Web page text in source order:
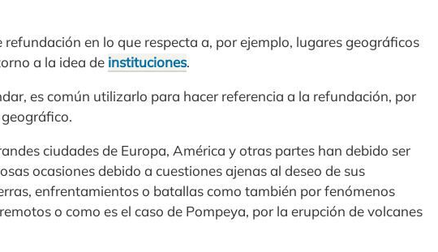
en lo que respecta a, por ejemplo, lugares geográficos
a la idea de instituciones.
es común utilizarlo para hacer referencia a la refundación, por
ciudades de Europa, América y otras partes han debido ser
ocasiones debido a cuestiones ajenas al deseo de sus
enfrentamientos o batallas como también por fenómenos
o como es el caso de Pompeya, por la erupción de volcanes